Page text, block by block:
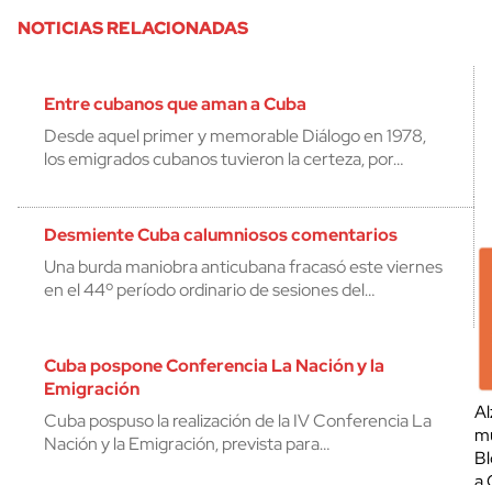
NOTICIAS RELACIONADAS
Entre cubanos que aman a Cuba
Desde aquel primer y memorable Diálogo en 1978,
los emigrados cubanos tuvieron la certeza, por…
Desmiente Cuba calumniosos comentarios
Una burda maniobra anticubana fracasó este viernes
en el 44º período ordinario de sesiones del…
Cuba pospone Conferencia La Nación y la
Emigración
Cuba pospuso la realización de la IV Conferencia La
Nación y la Emigración, prevista para…